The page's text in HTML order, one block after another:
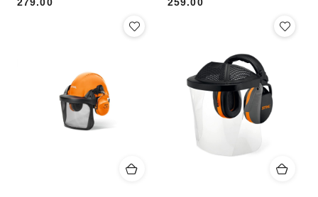
Cena: Cena: